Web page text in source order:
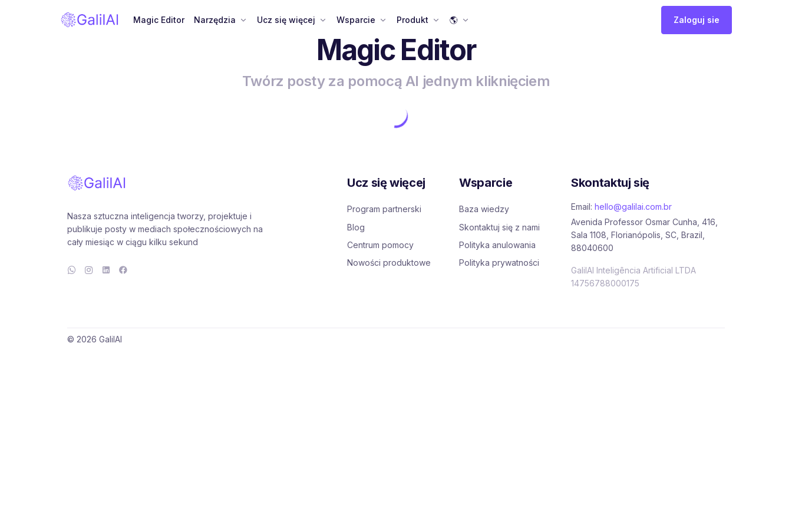
Magic Editor Narzędzia Ucz się więcej Wsparcie Produkt 🌎 Zaloguj sie
Magic Editor
Twórz posty za pomocą AI jednym kliknięciem
Nasza sztuczna inteligencja tworzy, projektuje i
publikuje posty w mediach społecznościowych na
cały miesiąc w ciągu kilku sekund
Ucz się więcej
Program partnerski
Blog
Centrum pomocy
Nowości produktowe
Wsparcie
Baza wiedzy
Skontaktuj się z nami
Polityka anulowania
Polityka prywatności
Skontaktuj się
Email: hello@galilai.com.br
Avenida Professor Osmar Cunha, 416,
Sala 1108, Florianópolis, SC, Brazil,
88040600
GalilAI Inteligência Artificial LTDA
14756788000175
© 2026 GalilAI